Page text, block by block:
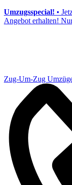
Umzugsspecial! •
Angebot erhalten!
Zug-Um-Zug